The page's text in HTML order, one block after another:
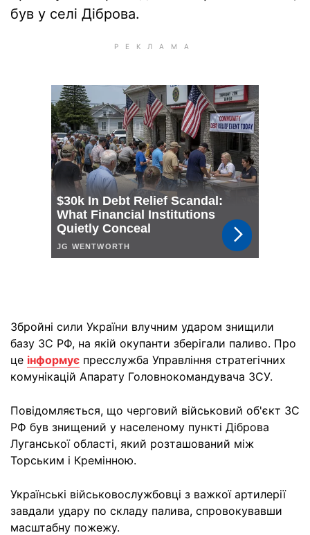
був у селі Діброва.
Збройні сили України влучним ударом знищили
базу ЗС РФ, на якій окупанти зберігали паливо. Про
це інформує пресслужба Управління стратегічних
комунікацій Апарату Головнокомандувача ЗСУ.
Повідомляється, що черговий військовий об'єкт ЗС
РФ був знищений у населеному пункті Діброва
Луганської області, який розташований між
Торським і Кремінною.
Українські військовослужбовці з важкої артилерії
завдали удару по складу палива, спровокувавши
масштабну пожежу.